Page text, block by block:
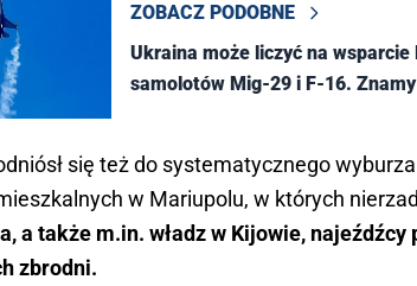
ZOBACZ PODOBNE
Ukraina może liczyć na
samolotów Mig-29 i F-16. Znamy
się też do systematycznego
w Mariupolu, w których
a także m.in. władz w Kijowie,
zbrodni.